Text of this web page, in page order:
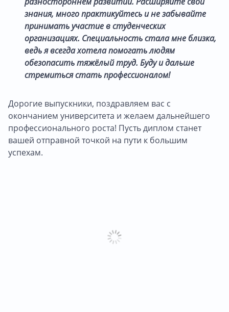
знания, много практикуйтесь и не забывайте
принимать участие в студенческих
организациях. Специальность стала мне близка,
ведь я всегда хотела помогать людям
обезопасить тяжёлый труд. Буду и дальше
стремиться стать профессионалом!
Дорогие выпускники, поздравляем вас с
окончанием университета и желаем дальнейшего
профессионального роста! Пусть диплом станет
вашей отправной точкой на пути к большим
успехам.